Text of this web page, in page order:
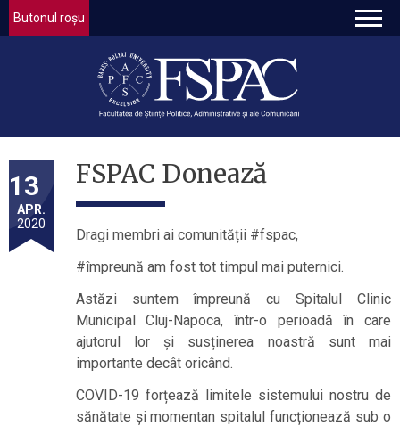
Butonul roșu
13
APR.
2020
FSPAC Donează
Dragi membri ai comunității #fspac,
#împreună am fost tot timpul mai puternici.
Astăzi suntem împreună cu Spitalul Clinic
Municipal Cluj-Napoca, într-o perioadă în care
ajutorul lor și susținerea noastră sunt mai
importante decât oricând.
COVID-19 forțează limitele sistemului nostru de
sănătate și momentan spitalul funcționează sub o